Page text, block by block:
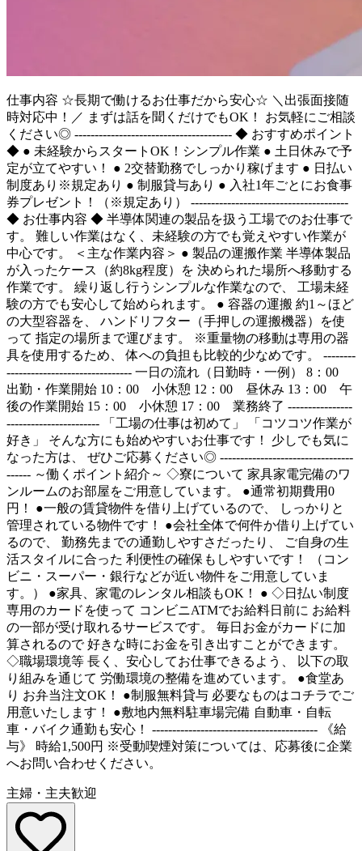
仕事内容 ☆長期で働けるお仕事だから安心☆ ＼出張面接随
時対応中！／ まずは話を聞くだけでもOK！ お気軽にご相談
ください◎ --------------------------------------- ◆ おすすめポイント
◆ ● 未経験からスタートOK！シンプル作業 ● 土日休みで予
定が立てやすい！ ● 2交替勤務でしっかり稼げます ● 日払い
制度あり※規定あり ● 制服貸与あり ● 入社1年ごとにお食事
券プレゼント！（※規定あり） ---------------------------------------
◆ お仕事内容 ◆ 半導体関連の製品を扱う工場でのお仕事で
す。 難しい作業はなく、未経験の方でも覚えやすい作業が
中心です。 ＜主な作業内容＞ ● 製品の運搬作業 半導体製品
が入ったケース（約8kg程度）を 決められた場所へ移動する
作業です。 繰り返し行うシンプルな作業なので、 工場未経
験の方でも安心して始められます。 ● 容器の運搬 約1～ほど
の大型容器を、 ハンドリフター（手押しの運搬機器）を使
って 指定の場所まで運びます。 ※重量物の移動は専用の器
具を使用するため、 体への負担も比較的少なめです。 --------
------------------------------- 一日の流れ（日勤時・一例） 8：00
出勤・作業開始 10：00 小休憩 12：00 昼休み 13：00 午
後の作業開始 15：00 小休憩 17：00 業務終了 ----------------
----------------------- 「工場の仕事は初めて」 「コツコツ作業が
好き」 そんな方にも始めやすいお仕事です！ 少しでも気に
なった方は、 ぜひご応募ください◎ ---------------------------------
------ ～働くポイント紹介～ ◇寮について 家具家電完備のワ
ンルームのお部屋をご用意しています。 ●通常初期費用0
円！ ●一般の賃貸物件を借り上げているので、 しっかりと
管理されている物件です！ ●会社全体で何件か借り上げてい
るので、 勤務先までの通勤しやすさだったり、 ご自身の生
活スタイルに合った 利便性の確保もしやすいです！ （コン
ビニ・スーパー・銀行などが近い物件をご用意していま
す。） ●家具、家電のレンタル相談もOK！ ● ◇日払い制度
専用のカードを使って コンビニATMでお給料日前に お給料
の一部が受け取れるサービスです。 毎日お金がカードに加
算されるので 好きな時にお金を引き出すことができます。
◇職場環境等 長く、安心してお仕事できるよう、 以下の取
り組みを通じて 労働環境の整備を進めています。 ●食堂あ
り お弁当注文OK！ ●制服無料貸与 必要なものはコチラでご
用意いたします！ ●敷地内無料駐車場完備 自動車・自転
車・バイク通勤も安心！ ----------------------------------------- 《給
与》 時給1,500円 ※受動喫煙対策については、応募後に企業
へお問い合わせください。
主婦・主夫歓迎